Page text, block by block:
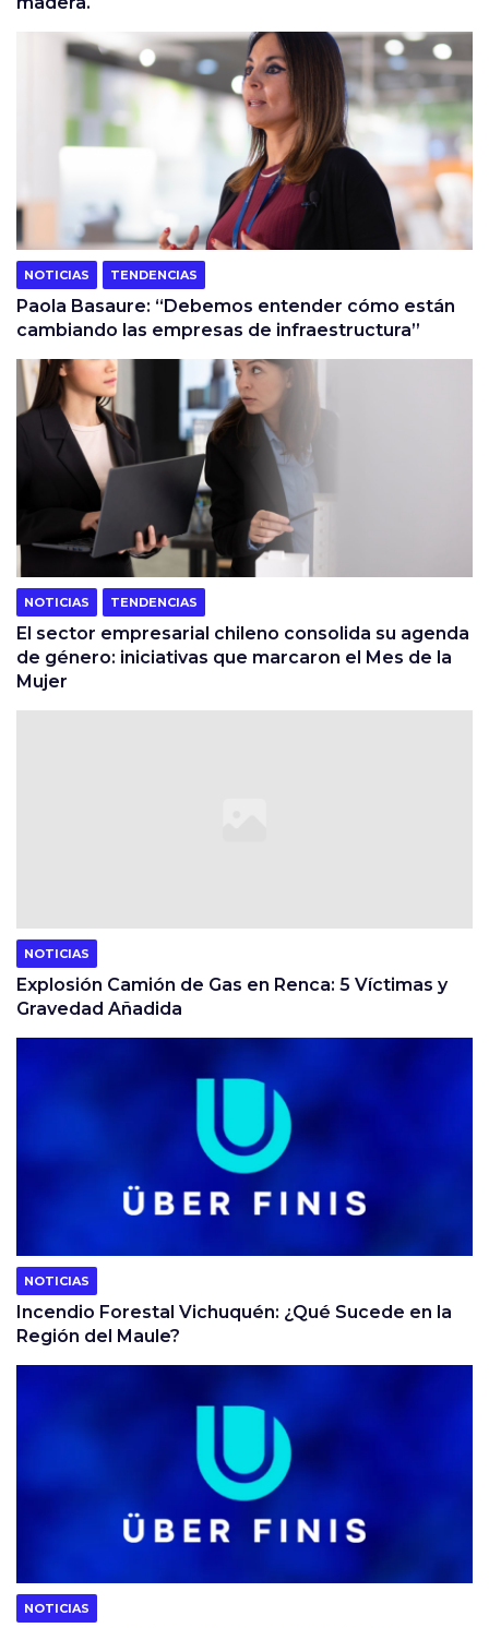
NOTICIAS TENDENCIAS
Paola Basaure: “Debemos entender cómo están
cambiando las empresas de infraestructura”
NOTICIAS TENDENCIAS
El sector empresarial chileno consolida su agenda
de género: iniciativas que marcaron el Mes de la
Mujer
NOTICIAS
Explosión Camión de Gas en Renca: 5 Víctimas y
Gravedad Añadida
NOTICIAS
Incendio Forestal Vichuquén: ¿Qué Sucede en la
Región del Maule?
NOTICIAS